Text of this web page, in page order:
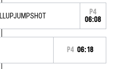
P4
06:08
P4 06:18